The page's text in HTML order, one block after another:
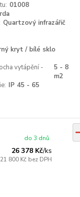
01008
Quartzový infrazářič
kryt / bílé sklo
vytápění -
5 - 8
m2
IP 45 - 65
26 378 Kč/ks
21 800 Kč bez DPH
do 3 dnů